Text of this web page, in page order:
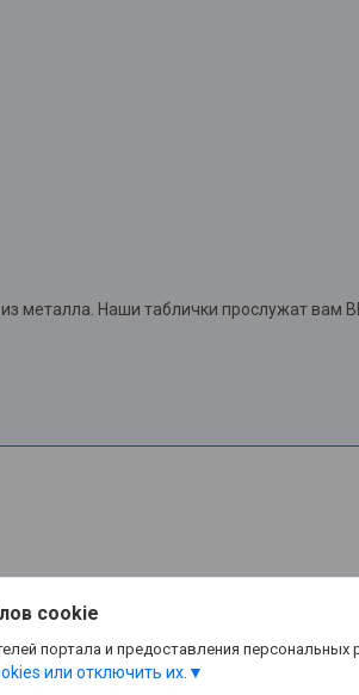
металла. Наши таблички прослужат вам
cookie
портала и предоставления персональных
или отключить их.